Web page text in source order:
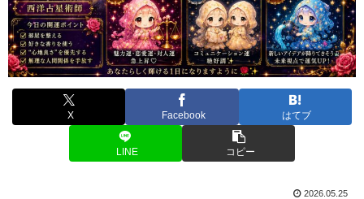
X Facebook はてブ
LINE コピー
2026.05.25